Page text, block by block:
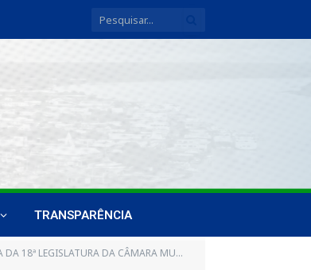
TRANSPARÊNCIA
DE BREVES, REALIZADA NO DIA 13 DE DEZEMBRO DE 2018